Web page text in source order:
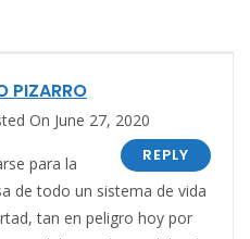
PIZARRO
On June 27, 2020
REPLY
para la
de todo un sistema de vida
tan en peligro hoy por